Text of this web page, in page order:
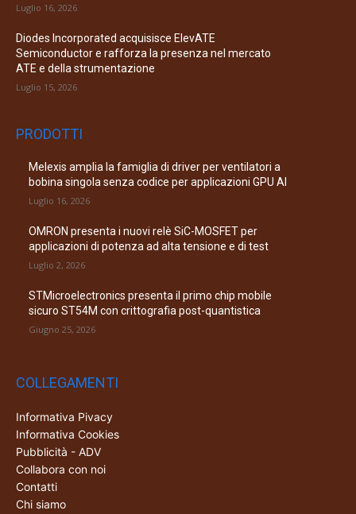
Luglio 16, 2026
Diodes Incorporated acquisisce ElevATE
Semiconductor e rafforza la presenza nel mercato
ATE e della strumentazione
Luglio 15, 2026
PRODOTTI
Melexis amplia la famiglia di driver per ventilatori a
bobina singola senza codice per applicazioni GPU AI
Luglio 16, 2026
OMRON presenta i nuovi relè SiC-MOSFET per
applicazioni di potenza ad alta tensione e di test
Luglio 2, 2026
STMicroelectronics presenta il primo chip mobile
sicuro ST54M con crittografia post-quantistica
Giugno 25, 2026
COLLEGAMENTI
Informativa Pivacy
Informativa Cookies
Pubblicità - ADV
Collabora con noi
Contatti
Chi siamo